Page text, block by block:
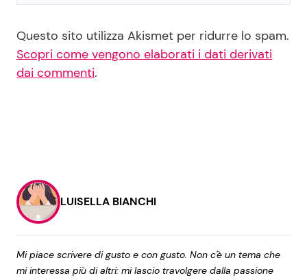
Questo sito utilizza Akismet per ridurre lo spam.
Scopri come vengono elaborati i dati derivati
dai commenti.
LUISELLA BIANCHI
Mi piace scrivere di gusto e con gusto. Non c'è un tema che
mi interessa più di altri: mi lascio travolgere dalla passione